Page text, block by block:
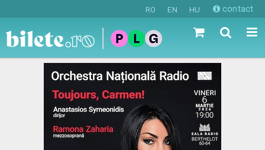
RO EN HU contact